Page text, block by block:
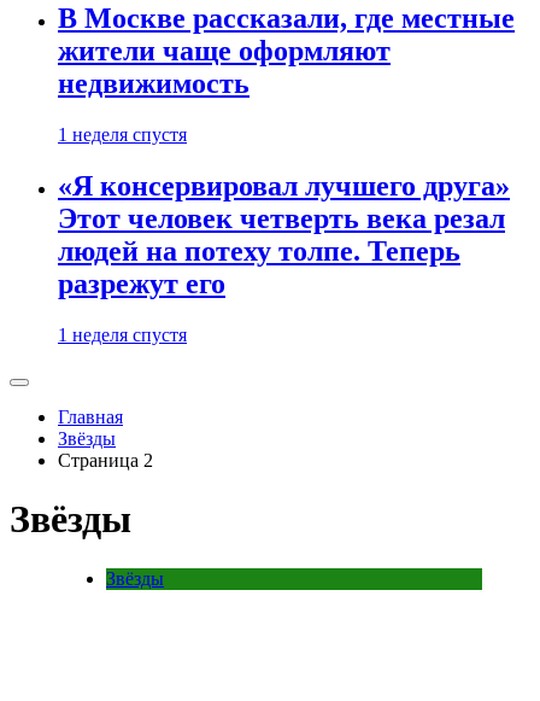
В Москве рассказали, где местные
жители чаще оформляют
недвижимость
1 неделя спустя
«Я консервировал лучшего друга»
Этот человек четверть века резал
людей на потеху толпе. Теперь
разрежут его
1 неделя спустя
Главная
Звёзды
Страница 2
Звёзды
Звёзды